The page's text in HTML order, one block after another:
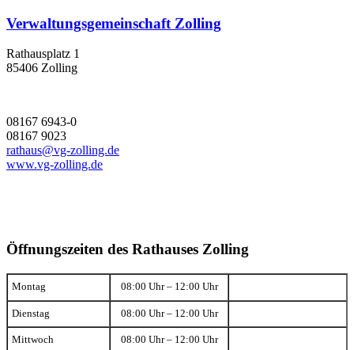
Verwaltungsgemeinschaft Zolling
Rathausplatz 1
85406 Zolling
08167 6943-0
08167 9023
rathaus@vg-zolling.de
www.vg-zolling.de
Öffnungszeiten des Rathauses Zolling
Montag 08:00 Uhr – 12:00 Uhr
Dienstag 08:00 Uhr – 12:00 Uhr
Mittwoch 08:00 Uhr – 12:00 Uhr